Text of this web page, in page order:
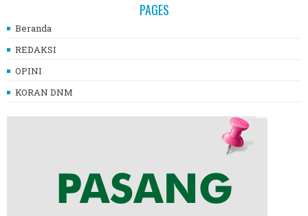
PAGES
Beranda
REDAKSI
OPINI
KORAN DNM